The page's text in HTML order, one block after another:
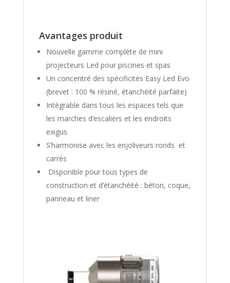
Avantages produit
Nouvelle gamme complète de mini
projecteurs Led pour piscines et spas
Un concentré des spécificités Easy Led Evo
(brevet : 100 % résiné, étanchéité parfaite)
Intégrable dans tous les espaces tels que
les marches d’escaliers et les endroits
exigus
S’harmonise avec les enjoliveurs ronds et
carrés
Disponible pour tous types de
construction et d’étanchéité : béton, coque,
panneau et liner